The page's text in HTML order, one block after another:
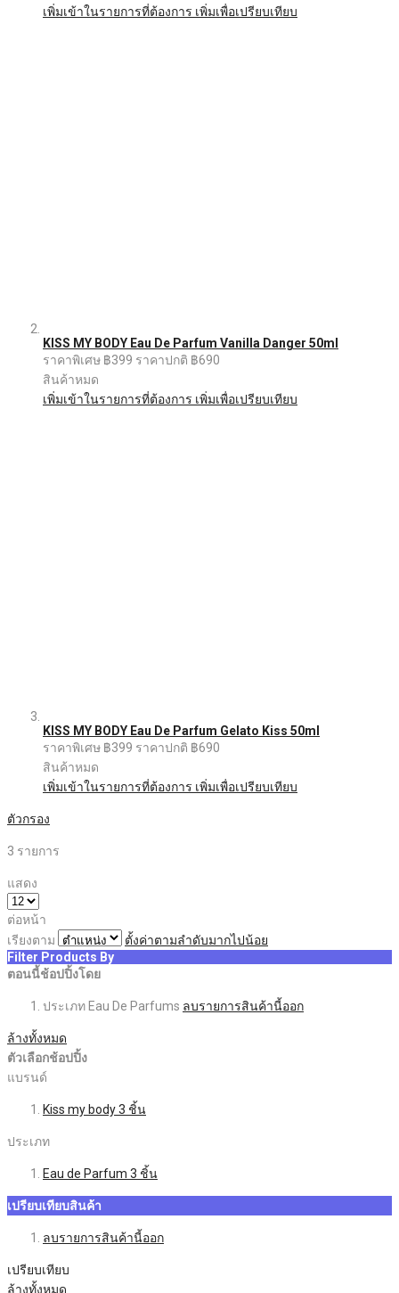
เพิ่มเข้าในรายการที่ต้องการ เพิ่มเพื่อเปรียบเทียบ
KISS MY BODY Eau De Parfum Vanilla Danger 50ml
ราคาพิเศษ ฿399 ราคาปกติ ฿690
สินค้าหมด
เพิ่มเข้าในรายการที่ต้องการ เพิ่มเพื่อเปรียบเทียบ
KISS MY BODY Eau De Parfum Gelato Kiss 50ml
ราคาพิเศษ ฿399 ราคาปกติ ฿690
สินค้าหมด
เพิ่มเข้าในรายการที่ต้องการ เพิ่มเพื่อเปรียบเทียบ
ตัวกรอง
3 รายการ
แสดง
ต่อหน้า
เรียงตาม
ตั้งค่าตามลำดับมากไปน้อย
Filter Products By
ตอนนี้ช้อปปิ้งโดย
ประเภทEau De Parfums ลบรายการสินค้านี้ออก
ล้างทั้งหมด
ตัวเลือกช้อปปิ้ง
แบรนด์
Kiss my body3 ชิ้น
ประเภท
Eau de Parfum 3 ชิ้น
เปรียบเทียบสินค้า
ลบรายการสินค้านี้ออก
เปรียบเทียบ
ล้างทั้งหมด